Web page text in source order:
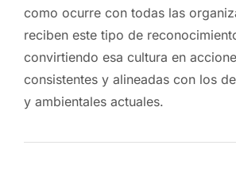
como ocurre con todas las
reciben este tipo de
convirtiendo esa cultura en
consistentes y alineadas con los
y ambientales actuales.